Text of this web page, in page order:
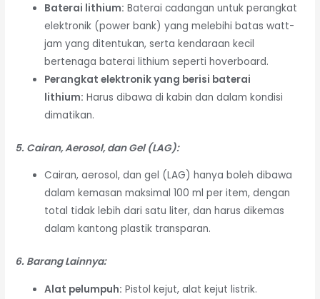
Baterai lithium: Baterai cadangan untuk perangkat
elektronik (power bank) yang melebihi batas watt-
jam yang ditentukan, serta kendaraan kecil
bertenaga baterai lithium seperti hoverboard.
Perangkat elektronik yang berisi baterai
lithium: Harus dibawa di kabin dan dalam kondisi
dimatikan.
5. Cairan, Aerosol, dan Gel (LAG):
Cairan, aerosol, dan gel (LAG) hanya boleh dibawa
dalam kemasan maksimal 100 ml per item, dengan
total tidak lebih dari satu liter, dan harus dikemas
dalam kantong plastik transparan.
6. Barang Lainnya:
Alat pelumpuh: Pistol kejut, alat kejut listrik.